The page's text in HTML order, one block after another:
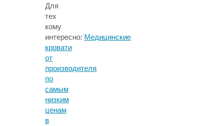
Для
тех
кому
интересно: Медицинские
кровати
от
производителя
по
самым
низким
ценам
в